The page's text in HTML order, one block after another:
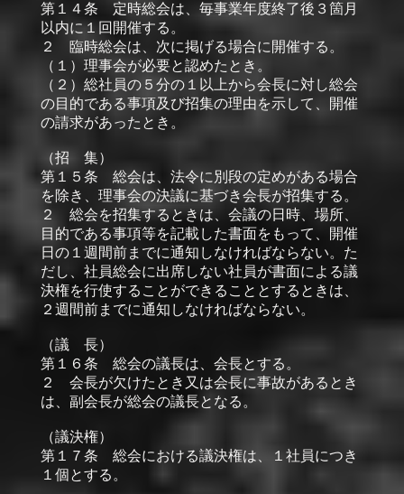
第１４条 定時総会は、毎事業年度終了後３箇月
以内に１回開催する。
２ 臨時総会は、次に掲げる場合に開催する。
（１）理事会が必要と認めたとき。
（２）総社員の５分の１以上から会長に対し総会
の目的である事項及び招集の理由を示して、開催
の請求があったとき。
（招 集）
第１５条 総会は、法令に別段の定めがある場合
を除き、理事会の決議に基づき会長が招集する。
２ 総会を招集するときは、会議の日時、場所、
目的である事項等を記載した書面をもって、開催
日の１週間前までに通知しなければならない。た
だし、社員総会に出席しない社員が書面による議
決権を行使することができることとするときは、
２週間前までに通知しなければならない。
（議 長）
第１６条 総会の議長は、会長とする。
２ 会長が欠けたとき又は会長に事故があるとき
は、副会長が総会の議長となる。
（議決権）
第１７条 総会における議決権は、１社員につき
１個とする。